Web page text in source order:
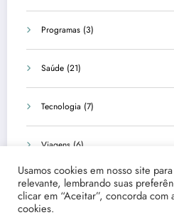
Programas (3)
Saúde (21)
Tecnologia (7)
Viagens (6)
Usamos cookies em nosso site
relevante, lembrando suas
clicar em “Aceitar”, concorda com
cookies.